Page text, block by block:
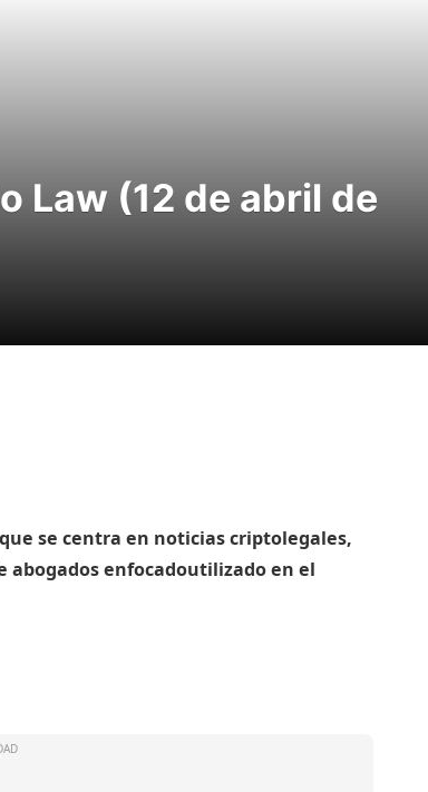
Law (12 de abril de
se centra en noticias criptolegales,
abogados enfocadoutilizado en el